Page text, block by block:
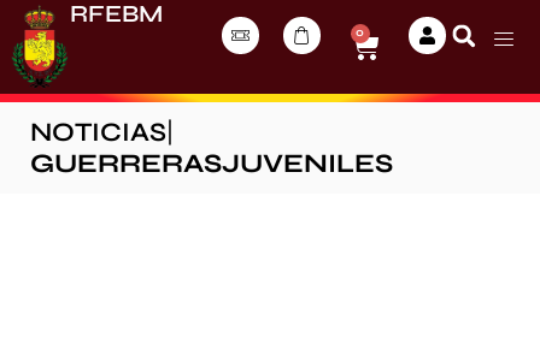
RFEBM
0
NOTICIAS
GUERRERASJUVENILES